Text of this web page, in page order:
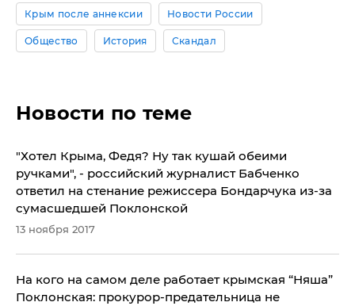
Крым после аннексии Новости России
Общество История Скандал
Новости по теме
​"Хотел Крыма, Федя? Ну так кушай обеими
ручками", - российский журналист Бабченко
ответил на стенание режиссера Бондарчука из-за
сумасшедшей Поклонской
13 ноября 2017
На кого на самом деле работает крымская “Няша”
Поклонская: прокурор-предательница не